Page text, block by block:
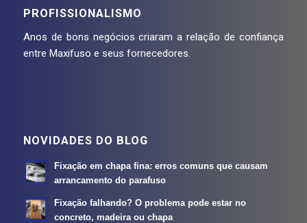
PROFISSIONALISMO
Anos de bons negócios criaram a relação de confiança
entre Maxifuso e seus fornecedores.
NOVIDADES DO BLOG
Fixação em chapa fina: erros comuns que causam
arrancamento do parafuso
Fixação falhando? O problema pode estar no
concreto, madeira ou chapa